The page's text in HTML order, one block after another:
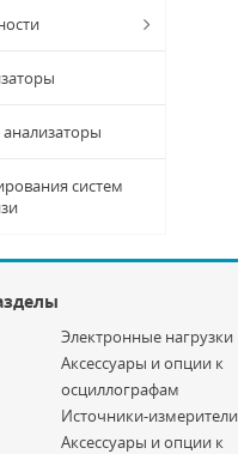
систем
Электронные нагрузки
Аксессуары и опции к
осциллографам
Источники-измерители
Аксессуары и опции к